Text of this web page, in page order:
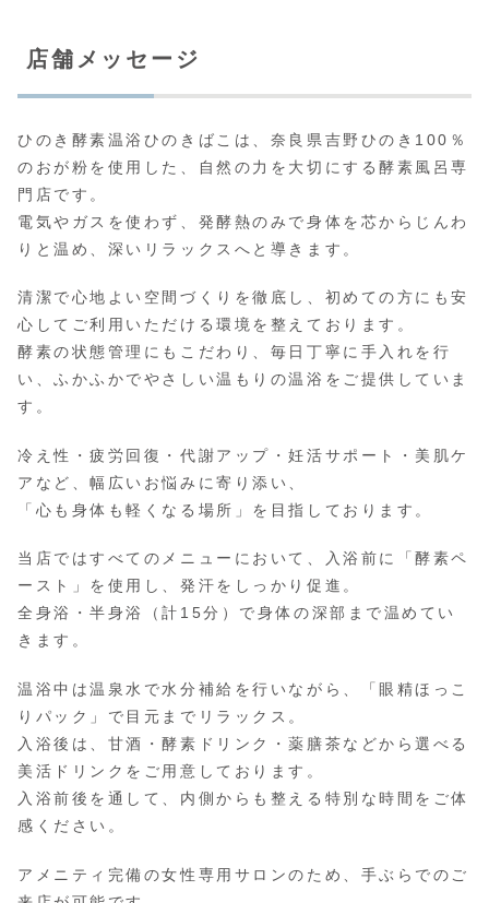
店舗メッセージ
ひのき酵素温浴ひのきばこは、奈良県吉野ひのき100％
のおが粉を使用した、自然の力を大切にする酵素風呂専
門店です。
電気やガスを使わず、発酵熱のみで身体を芯からじんわ
りと温め、深いリラックスへと導きます。
清潔で心地よい空間づくりを徹底し、初めての方にも安
心してご利用いただける環境を整えております。
酵素の状態管理にもこだわり、毎日丁寧に手入れを行
い、ふかふかでやさしい温もりの温浴をご提供していま
す。
冷え性・疲労回復・代謝アップ・妊活サポート・美肌ケ
アなど、幅広いお悩みに寄り添い、
「心も身体も軽くなる場所」を目指しております。
当店ではすべてのメニューにおいて、入浴前に「酵素ペ
ースト」を使用し、発汗をしっかり促進。
全身浴・半身浴（計15分）で身体の深部まで温めてい
きます。
温浴中は温泉水で水分補給を行いながら、「眼精ほっこ
りパック」で目元までリラックス。
入浴後は、甘酒・酵素ドリンク・薬膳茶などから選べる
美活ドリンクをご用意しております。
入浴前後を通して、内側からも整える特別な時間をご体
感ください。
アメニティ完備の女性専用サロンのため、手ぶらでのご